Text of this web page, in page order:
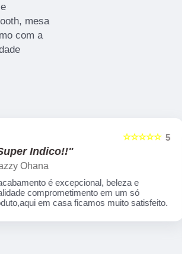
mesa
com a
5
☆☆☆☆☆
Indico!!"
Ohana
é excepcional, beleza e
comprometimento em um só
em casa ficamos muito satisfeito.